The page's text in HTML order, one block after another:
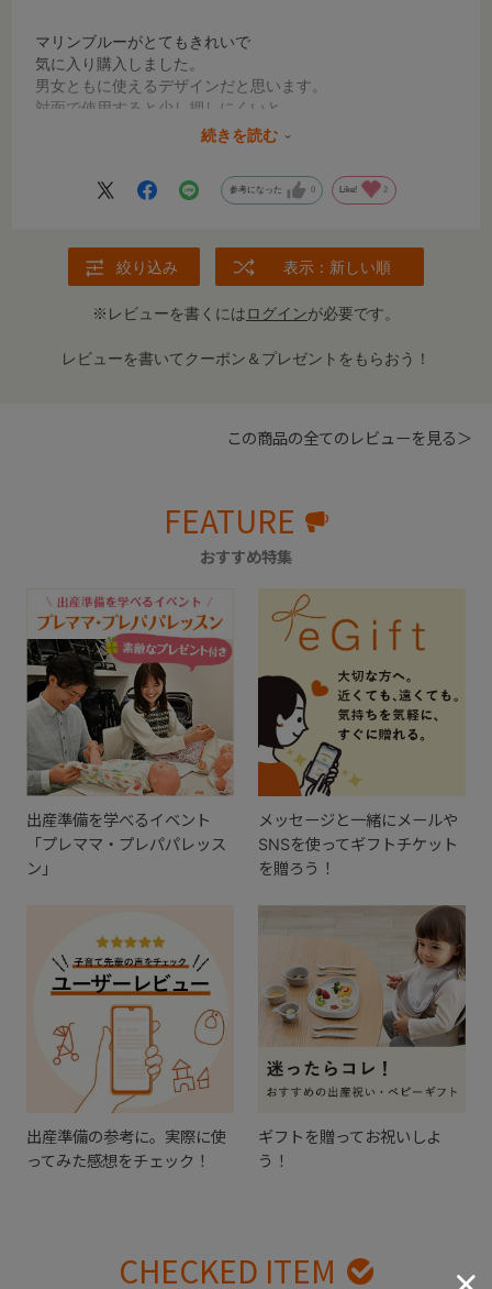
マリンブルーがとてもきれいで
気に入り購入しました。
男女ともに使えるデザインだと思います。
対面で使用すると少し押しにくいと
感じることもありますが、軽さ重視で
続きを読む
参考になった 0 Like! 2
絞り込み 表示：新しい順
※レビューを書くにはログインが必要です。
レビューを書いてクーポン＆プレゼントをもらおう！
この商品の全てのレビューを見る＞
FEATURE
おすすめ特集
出産準備を学べるイベント
「プレママ・プレパパレッス
ン」
メッセージと一緒にメールや
SNSを使ってギフトチケット
を贈ろう！
出産準備の参考に。実際に使
ってみた感想をチェック！
ギフトを贈ってお祝いしよ
う！
CHECKED ITEM